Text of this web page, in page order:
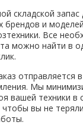
складской запас
брендов и моделей
Все
можно найти в
отправляется
Мы
вашей техники в
чтобы вы не